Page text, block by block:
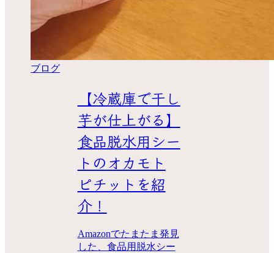
ブログ
【冷蔵庫で干し
芋が仕上がる】
食品脱水用シー
トのオカモト
ピチットを紹
介！
Amazonでたまたま発見
した、食品用脱水シー